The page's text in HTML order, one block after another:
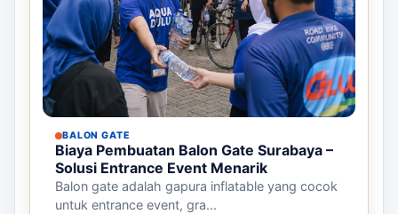
BALON GATE
Biaya Pembuatan Balon Gate Surabaya –
Solusi Entrance Event Menarik
Balon gate adalah gapura inflatable yang cocok
untuk entrance event, gra...